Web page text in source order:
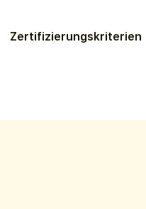
Zertifizierungs­kriterien